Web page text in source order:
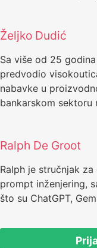
Željko Dudić
Sa više od 25
predvodio
nabavke u
bankarskom sektoru
Ralph De Groot
Ralph je stručnjak
prompt inženjering,
što su ChatGPT,